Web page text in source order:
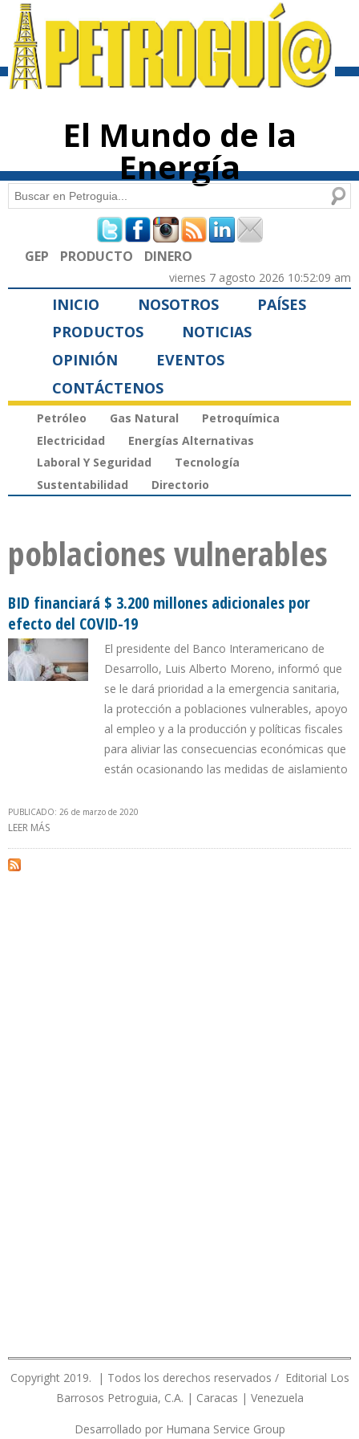
contenido
El Mundo de la
Energía
Formulario de búsqueda
Buscar
GEP PRODUCTO DINERO
viernes 7 agosto 2026 10:52:09 am
INICIO NOSOTROS
PAÍSES
PRODUCTOS
NOTICIAS
OPINIÓN
EVENTOS
CONTÁCTENOS
Petróleo Gas Natural
Petroquímica
Electricidad
Energías Alternativas
Laboral Y Seguridad
Tecnología
Sustentabilidad
Directorio
poblaciones vulnerables
BID financiará $ 3.200 millones adicionales por
efecto del COVID-19
El presidente del Banco Interamericano de
Desarrollo, Luis Alberto Moreno, informó que
se le dará prioridad a la emergencia sanitaria,
la protección a poblaciones vulnerables, apoyo
al empleo y a la producción y políticas fiscales
para aliviar las consecuencias económicas que
están ocasionando las medidas de aislamiento
PUBLICADO: 26 de marzo de 2020
LEER MÁS
Copyright 2019. | Todos los derechos reservados / Editorial Los
Barrosos Petroguia, C.A. | Caracas | Venezuela
Desarrollado por Humana Service Group